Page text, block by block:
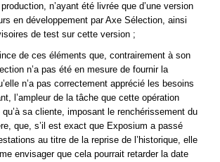
n’ayant été livrée que d’une version
en développement par Axe Sélection, ainsi
de test sur cette version ;
de ces éléments que, contrairement à son
n’a pas été en mesure de fournir la
n’a pas correctement apprécié les besoins
l’ampleur de la tâche que cette opération
sa cliente, imposant le renchérissement du
que, s’il est exact que Exposium a passé
au titre de la reprise de l’historique, elle
envisager que cela pourrait retarder la date